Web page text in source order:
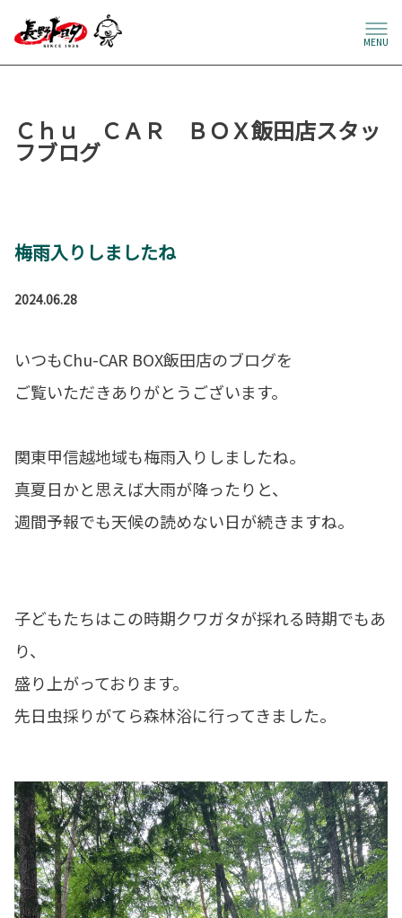
MENU
Ｃｈｕ ＣＡＲ ＢＯＸ飯田店スタッ
フブログ
梅雨入りしましたね
2024.06.28
いつもChu-CAR BOX飯田店のブログを
ご覧いただきありがとうございます。
関東甲信越地域も梅雨入りしましたね。
真夏日かと思えば大雨が降ったりと、
週間予報でも天候の読めない日が続きますね。
子どもたちはこの時期クワガタが採れる時期でもあ
り、
盛り上がっております。
先日虫採りがてら森林浴に行ってきました。